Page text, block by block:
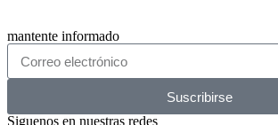
mantente informado
Suscribirse
Siguenos en nuestras redes